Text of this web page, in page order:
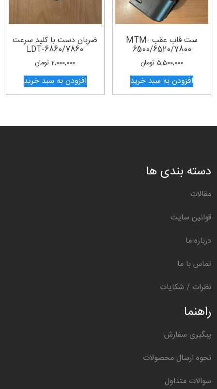
ست قاب عقب MTM-
6500/6520/7800
5,500,000 تومان
افزودن به سبد خرید
ضربان دست با کلید سرعت
LDT-6860/7860
2,000,000 تومان
افزودن به سبد خرید
دسته بندی ها
مقالات
قوانین سایت
درباره ما
تماس با ما
نظرات / شکایات
راهنما
پیگیری سفارش
نحوه ارسال محصولات
سوالات متداول